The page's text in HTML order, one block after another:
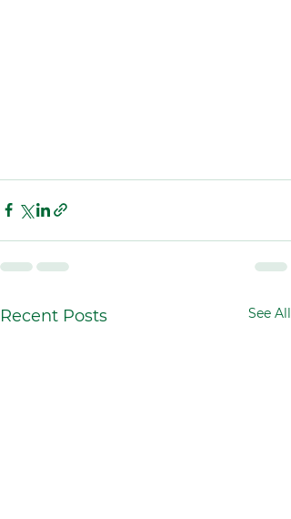
Recent Posts See All